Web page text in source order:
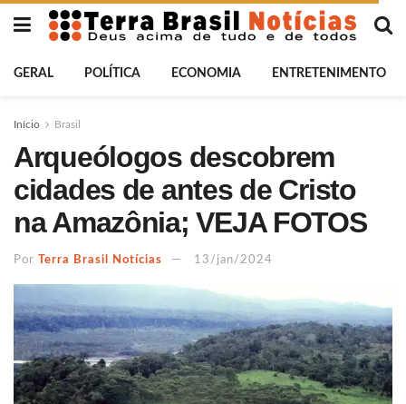
GERAL POLÍTICA ECONOMIA ENTRETENIMENTO
Início Brasil
Arqueólogos descobrem
cidades de antes de Cristo
na Amazônia; VEJA FOTOS
Por Terra Brasil Notícias 13/jan/2024